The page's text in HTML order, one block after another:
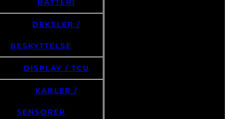
DEKSLER /
BESKYTTELSE
DISPLAY / TCU
KABLER /
SENSORER